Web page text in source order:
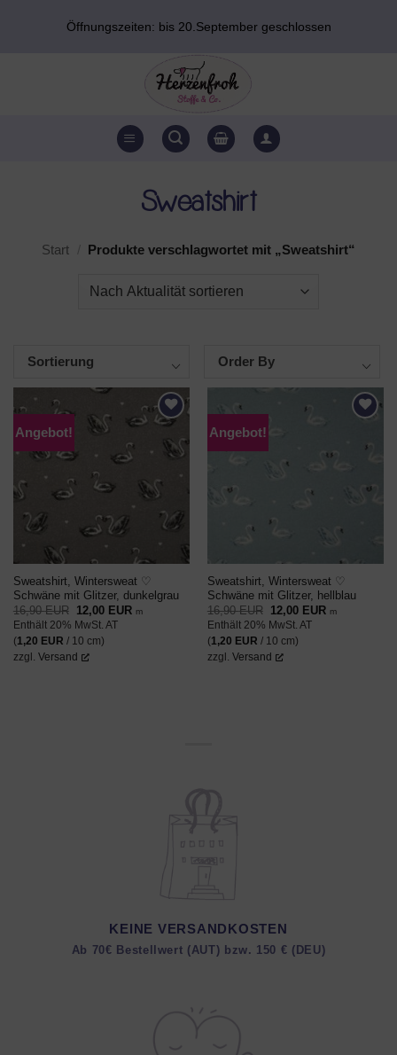
Öffnungszeiten: bis 20.September geschlossen
Sweatshirt
Start Produkte verschlagwortet mit „Sweatshirt“
Sortierung Order By
Angebot!
WUNSCHZETTEL
Sweatshirt, Wintersweat ♡
Schwäne mit Glitzer, dunkelgrau
16,90EUR
Ursprünglicher
Preis
war:
16,90 EUR
12,00 EURAktueller
m
Enthält 20% MwSt. AT
(1,20 EUR / 10 cm)
zzgl. Versand
Angebot!
WUNSCHZETTEL
Sweatshirt, Wintersweat ♡
Schwäne mit Glitzer, hellblau
16,90EUR
Ursprünglicher
Preis
war:
16,90 EUR
12,00 EURAktueller
m
Enthält 20% MwSt. AT
(1,20 EUR / 10 cm)
zzgl. Versand
KEINE VERSANDKOSTEN
Ab 70€ Bestellwert (AUT) bzw. 150 € (DEU)